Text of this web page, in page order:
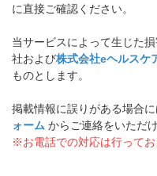
に直接ご確認ください。
当サービスによって生じた
社および株式会社eヘルスケ
ものとします。
掲載情報に誤りがある場合
ォーム からご連絡をいただ
※お電話での対応は行ってお